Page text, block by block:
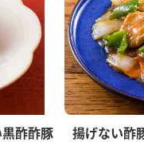
黒酢酢豚 揚げない酢